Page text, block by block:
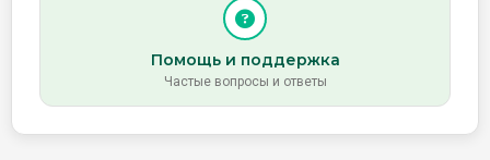
Помощь и поддержка
Частые вопросы и ответы